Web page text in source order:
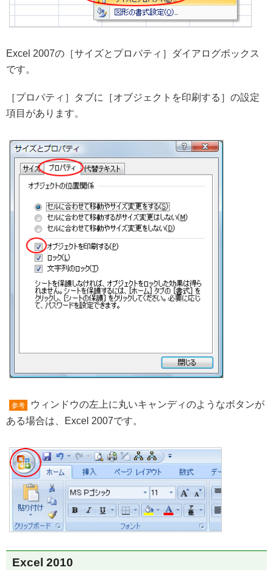
Excel 2007の［サイズとプロパティ］ダイアログボックス
です。
［プロパティ］タブに［オブジェクトを印刷する］の設定
項目があります。
参考
ウィンドウの左上に丸いキャンディのようなボタンが
ある場合は、Excel 2007です。
Excel 2010